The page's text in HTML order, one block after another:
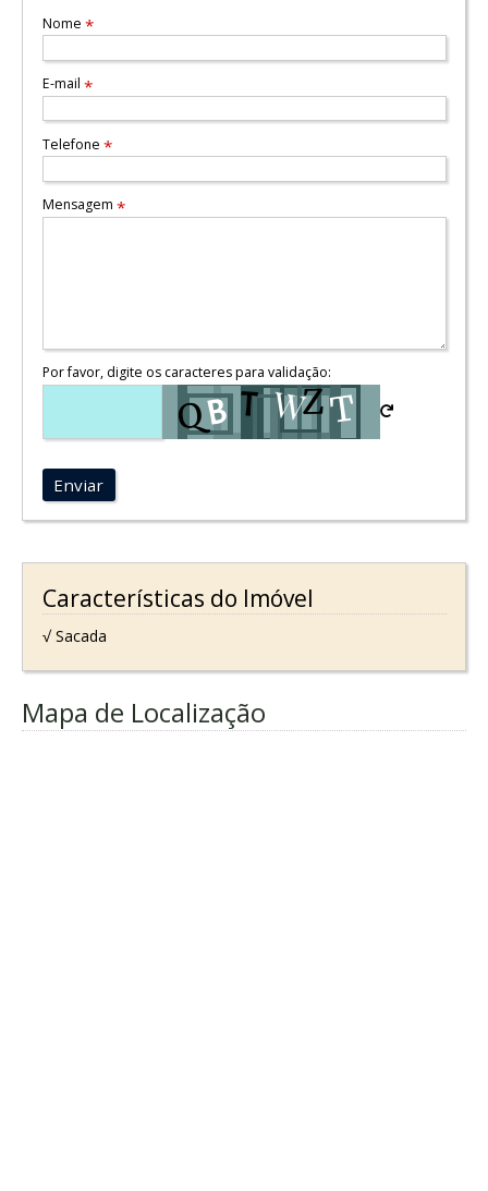
Nome *
E-mail *
Telefone *
Mensagem *
Por favor, digite os caracteres para validação:
Enviar
Características do Imóvel
√ Sacada
Mapa de Localização